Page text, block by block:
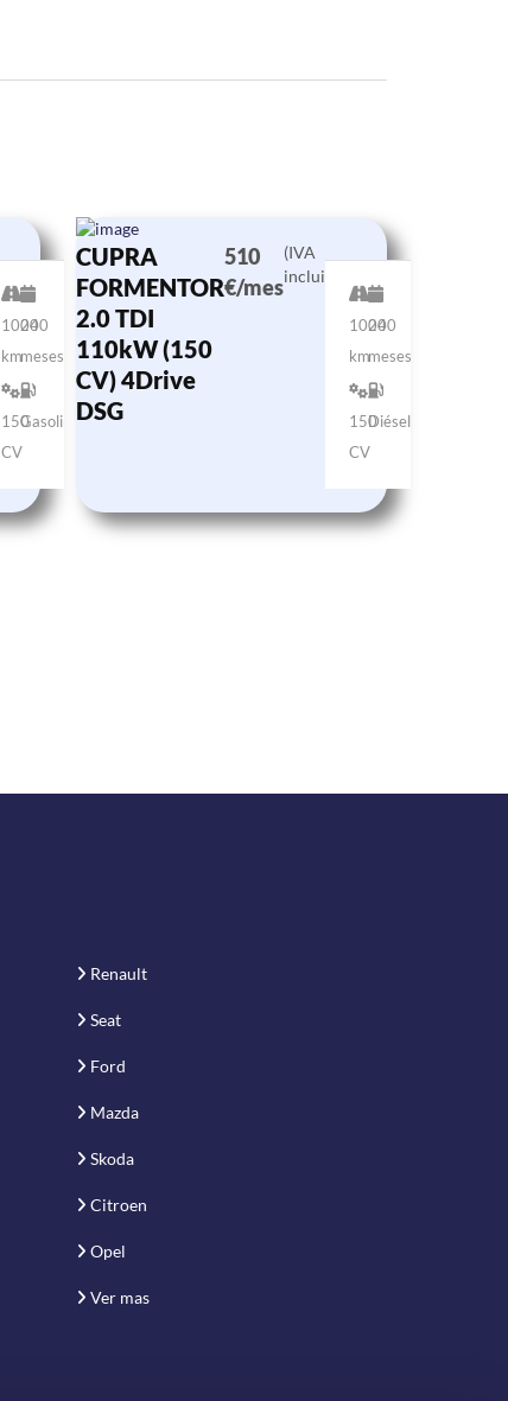
10000
km
24
meses
150
CV
Gasolina
CUPRA
FORMENTOR
2.0 TDI
110kW (150
CV) 4Drive
DSG
510
€/mes
(IVA
incluido)
10000
km
24
meses
150
CV
Diésel
Renault
Seat
Ford
Mazda
Skoda
Citroen
Opel
Ver mas